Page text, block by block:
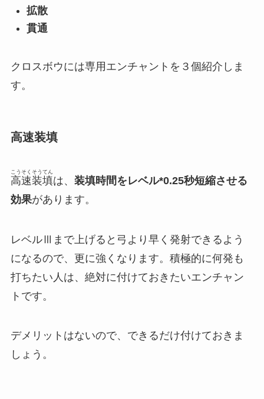
拡散
貫通
クロスボウには専用エンチャントを３個紹介しま
す。
高速装填
高速装填
こうそくそうてん
は、 装填時間をレベル*0.25秒短縮させる
効果があります。
レベルⅢまで上げると弓より早く発射できるよう
になるので、更に強くなります。積極的に何発も
打ちたい人は、絶対に付けておきたいエンチャン
トです。
デメリットはないので、できるだけ付けておきま
しょう。